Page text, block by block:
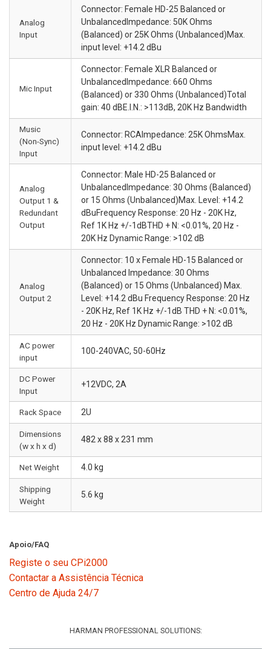
Analog
Input
Connector: Female HD-25 Balanced or
UnbalancedImpedance: 50K Ohms
(Balanced) or 25K Ohms (Unbalanced)Max.
input level: +14.2 dBu
Mic Input
Connector: Female XLR Balanced or
UnbalancedImpedance: 660 Ohms
(Balanced) or 330 Ohms (Unbalanced)Total
gain: 40 dBE.I.N.: >113dB, 20K Hz Bandwidth
Music
(Non-Sync)
Input
Connector: RCAImpedance: 25K OhmsMax.
input level: +14.2 dBu
Analog
Output 1 &
Redundant
Output
Connector: Male HD-25 Balanced or
UnbalancedImpedance: 30 Ohms (Balanced)
or 15 Ohms (Unbalanced)Max. Level: +14.2
dBuFrequency Response: 20 Hz - 20K Hz,
Ref 1K Hz +/-1dBTHD + N: <0.01%, 20 Hz -
20K Hz Dynamic Range: >102 dB
Analog
Output 2
Connector: 10 x Female HD-15 Balanced or
Unbalanced Impedance: 30 Ohms
(Balanced) or 15 Ohms (Unbalanced) Max.
Level: +14.2 dBu Frequency Response: 20 Hz
- 20K Hz, Ref 1K Hz +/-1dB THD + N: <0.01%,
20 Hz - 20K Hz Dynamic Range: >102 dB
AC power
input
100-240VAC, 50-60Hz
DC Power
Input
+12VDC, 2A
Rack Space 2U
Dimensions
(w x h x d)
482 x 88 x 231 mm
Net Weight 4.0 kg
Shipping
Weight
5.6 kg
Apoio/FAQ
Registe o seu CPi2000
Contactar a Assistência Técnica
Centro de Ajuda 24/7
HARMAN PROFESSIONAL SOLUTIONS: